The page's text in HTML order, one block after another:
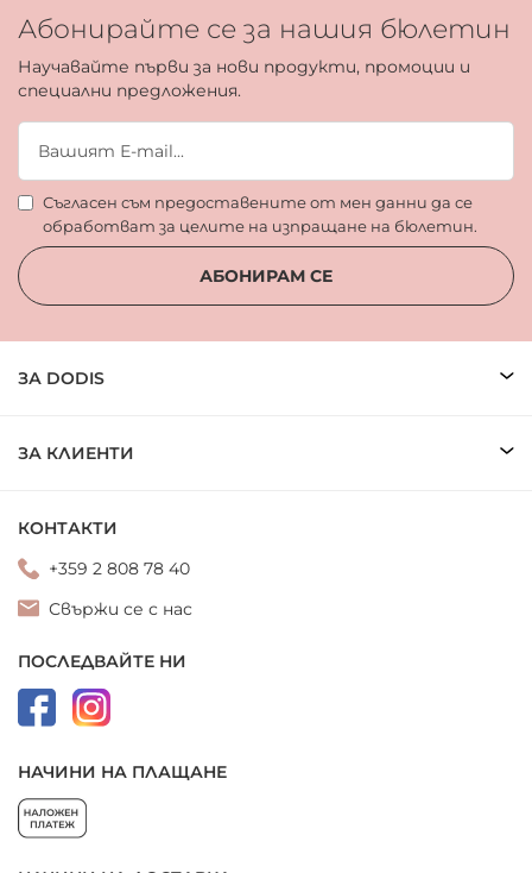
Абонирайте се за нашия бюлетин
Научавайте първи за нови продукти, промоции и
специални предложения.
Съгласен съм предоставените от мен данни да се
обработват за целите на изпращане на бюлетин.
АБОНИРАМ СЕ
ЗА DODIS
ЗА КЛИЕНТИ
КОНТАКТИ
+359 2 808 78 40
Свържи се с нас
ПОСЛЕДВАЙТЕ НИ
НАЧИНИ НА ПЛАЩАНЕ